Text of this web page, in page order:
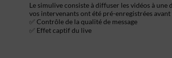
Le simulive consiste à diffuser les vidéos à
vos intervenants ont été pré-enregistrées avant
✅ Contrôle de la qualité de message
✅ Effet captif du live